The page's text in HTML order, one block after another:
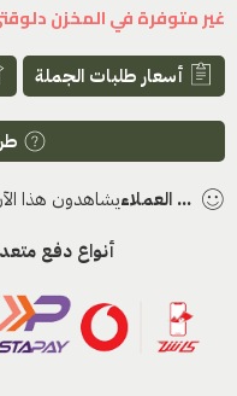
غير متوفرة في المخزن
أسعار طلبات الجملة
... العملاءيشاهدون هذا
أنواع دفع